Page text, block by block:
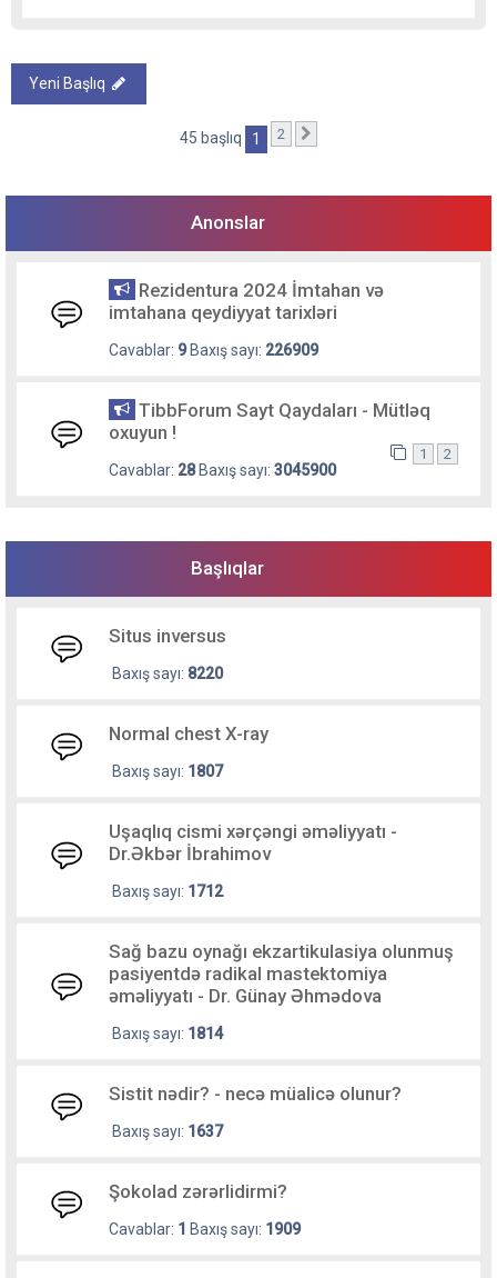
Yeni Başlıq
45 başlıq 1 2
Anonslar
Rezidentura 2024 İmtahan və
imtahana qeydiyyat tarixləri
Cavablar: 9Baxış sayı: 226909
TibbForum Sayt Qaydaları - Mütləq
oxuyun !
Cavablar: 28Baxış sayı: 3045900
1 2
Başlıqlar
Situs inversus
Baxış sayı: 8220
Normal chest X-ray
Baxış sayı: 1807
Uşaqlıq cismi xərçəngi əməliyyatı -
Dr.Əkbər İbrahimov
Baxış sayı: 1712
Sağ bazu oynağı ekzartikulasiya olunmuş
pasiyentdə radikal mastektomiya
əməliyyatı - Dr. Günay Əhmədova
Baxış sayı: 1814
Sistit nədir? - necə müalicə olunur?
Baxış sayı: 1637
Şokolad zərərlidirmi?
Cavablar: 1 Baxış sayı: 1909